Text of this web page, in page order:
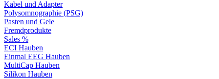
Kabel und Adapter
Polysomnographie (PSG)
Pasten und Gele
Fremdprodukte
Sales %
ECI Hauben
Einmal EEG Hauben
MultiCap Hauben
Silikon Hauben